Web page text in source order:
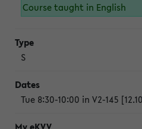
Course taught in English
S
Tue 8:30-10:00 in V2-145